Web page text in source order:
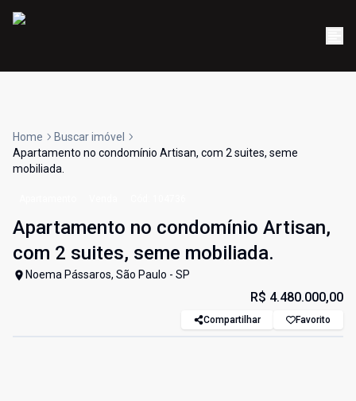
Home
Buscar imóvel
Apartamento no condomínio Artisan, com 2 suites, seme
mobiliada.
Apartamento no condomínio Artisan,
com 2 suites, seme mobiliada.
Noema Pássaros, São Paulo - SP
R$ 4.480.000,00
Compartilhar Favorito